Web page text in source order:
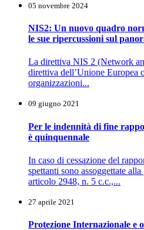
05 novembre 2024
NIS2: Un nuovo quadro
le sue ripercussioni sul
La direttiva NIS 2 (Network
direttiva dell’Unione Europea
organizzazioni...
09 giugno 2021
Per le indennità di fine
è quinquennale
In caso di cessazione del
spettanti sono assoggettate
articolo 2948, n. 5 c.c.,...
27 aprile 2021
Protezione Internazionale e